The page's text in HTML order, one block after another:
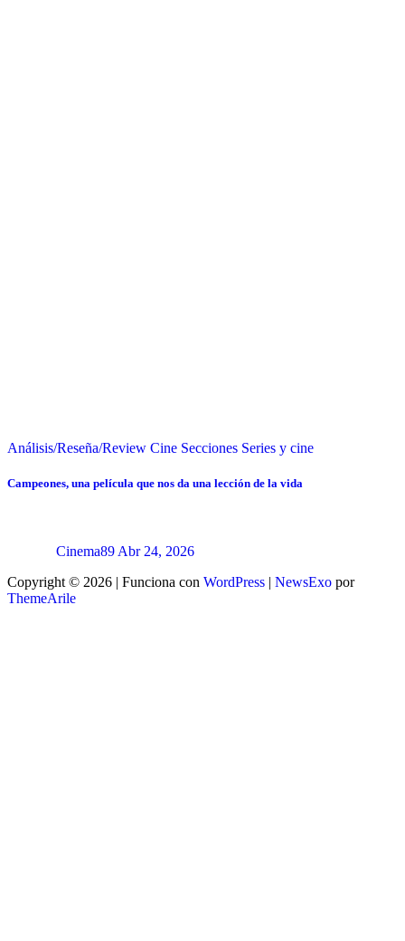
Análisis/Reseña/Review Cine Secciones Series y cine
Campeones, una película que nos da una lección de la vida
Cinema89 Abr 24, 2026
Copyright © 2026 | Funciona con WordPress | NewsExo por
ThemeArile